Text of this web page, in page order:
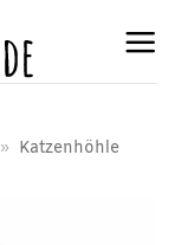
» Katzenhöhle